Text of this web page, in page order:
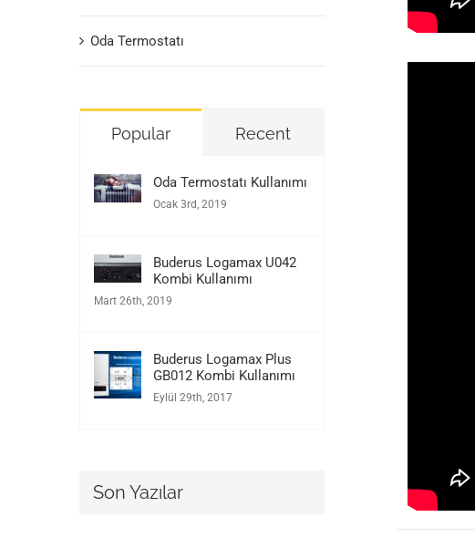
Oda Termostatı
Popular Recent
Oda Termostatı Kullanımı
Ocak 3rd, 2019
Buderus Logamax U042
Kombi Kullanımı
Mart 26th, 2019
Buderus Logamax Plus
GB012 Kombi Kullanımı
Eylül 29th, 2017
Son Yazılar